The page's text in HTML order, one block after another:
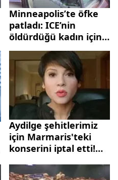
Minneapolis’te öfke
patladı: ICE’nin
öldürdüğü kadın için
yüzler sokakta
Aydilge şehitlerimiz
için Marmaris'teki
konserini iptal etti!
vermeyelim"